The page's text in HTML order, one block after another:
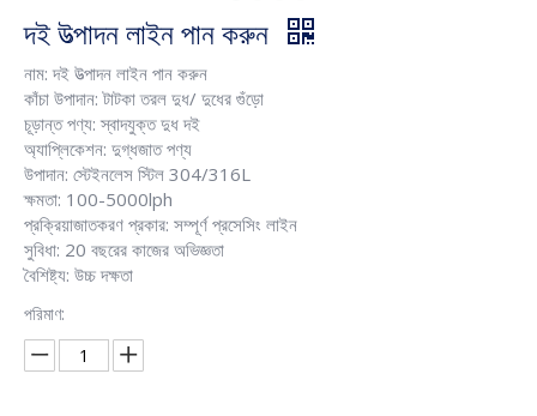
দই উত্পাদন লাইন পান করুন
নাম: দই উত্পাদন লাইন পান করুন
কাঁচা উপাদান: টাটকা তরল দুধ/ দুধের গুঁড়ো
চূড়ান্ত পণ্য: স্বাদযুক্ত দুধ দই
অ্যাপ্লিকেশন: দুগ্ধজাত পণ্য
উপাদান: স্টেইনলেস স্টিল 304/316L
ক্ষমতা: 100-5000lph
প্রক্রিয়াজাতকরণ প্রকার: সম্পূর্ণ প্রসেসিং লাইন
সুবিধা: 20 বছরের কাজের অভিজ্ঞতা
বৈশিষ্ট্য: উচ্চ দক্ষতা
পরিমাণ: